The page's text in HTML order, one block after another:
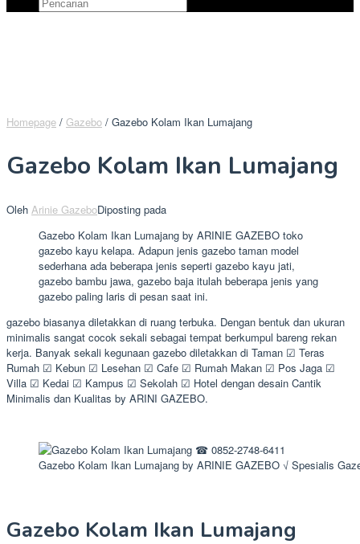
Homepage / Gazebo / Gazebo Kolam Ikan Lumajang
Gazebo Kolam Ikan Lumajang
Oleh Arinie GazeboDiposting pada
Gazebo Kolam Ikan Lumajang by ARINIE GAZEBO toko
gazebo kayu kelapa. Adapun jenis gazebo taman model
sederhana ada beberapa jenis seperti gazebo kayu jati,
gazebo bambu jawa, gazebo baja itulah beberapa jenis yang
gazebo paling laris di pesan saat ini.
gazebo biasanya diletakkan di ruang terbuka. Dengan bentuk dan ukuran
minimalis sangat cocok sekali sebagai tempat berkumpul bareng rekan
kerja. Banyak sekali kegunaan gazebo diletakkan di Taman ☑ Teras
Rumah ☑ Kebun ☑ Lesehan ☑ Cafe ☑ Rumah Makan ☑ Pos Jaga ☑
Villa ☑ Kedai ☑ Kampus ☑ Sekolah ☑ Hotel dengan desain Cantik
Minimalis dan Kualitas by ARINI GAZEBO.
Gazebo Kolam Ikan Lumajang by ARINIE GAZEBO √ Spesialis
Gazebo Kolam Ikan Lumajang